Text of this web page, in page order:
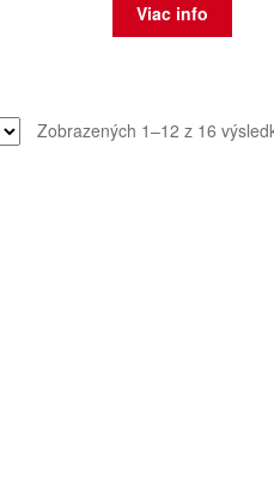
Viac info
Zobrazených 1–12 z 16